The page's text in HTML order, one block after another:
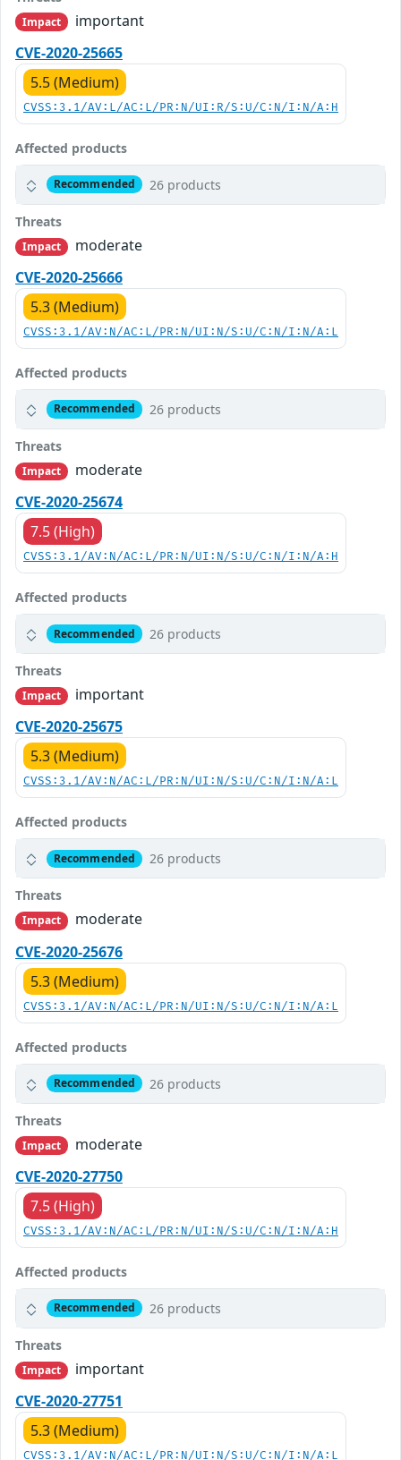
Impact
important
CVE-2020-25665
5.5 (Medium)
CVSS:3.1/AV:L/AC:L/PR:N/UI:R/S:U/C:N/I:N/A:H
Affected products
Recommended 26 products
Threats
Impact
moderate
CVE-2020-25666
5.3 (Medium)
CVSS:3.1/AV:N/AC:L/PR:N/UI:N/S:U/C:N/I:N/A:L
Affected products
Recommended 26 products
Threats
Impact
moderate
CVE-2020-25674
7.5 (High)
CVSS:3.1/AV:N/AC:L/PR:N/UI:N/S:U/C:N/I:N/A:H
Affected products
Recommended 26 products
Threats
Impact
important
CVE-2020-25675
5.3 (Medium)
CVSS:3.1/AV:N/AC:L/PR:N/UI:N/S:U/C:N/I:N/A:L
Affected products
Recommended 26 products
Threats
Impact
moderate
CVE-2020-25676
5.3 (Medium)
CVSS:3.1/AV:N/AC:L/PR:N/UI:N/S:U/C:N/I:N/A:L
Affected products
Recommended 26 products
Threats
Impact
moderate
CVE-2020-27750
7.5 (High)
CVSS:3.1/AV:N/AC:L/PR:N/UI:N/S:U/C:N/I:N/A:H
Affected products
Recommended 26 products
Threats
Impact
important
CVE-2020-27751
5.3 (Medium)
CVSS:3.1/AV:N/AC:L/PR:N/UI:N/S:U/C:N/I:N/A:L